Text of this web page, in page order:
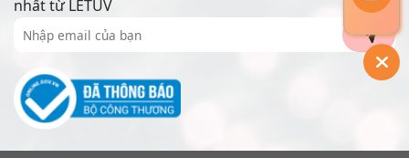
nhất từ LETUV